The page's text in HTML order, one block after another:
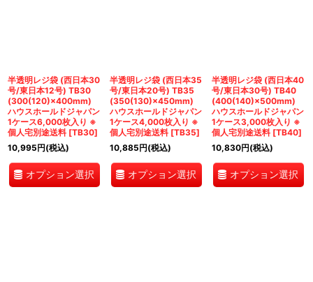
半透明レジ袋 (西日本30
号/東日本12号) TB30
(300(120)×400mm)
ハウスホールドジャパン
1ケース6,000枚入り ※
個人宅別途送料 [TB30]
10,995円(税込)
オプション選択
半透明レジ袋 (西日本35
号/東日本20号) TB35
(350(130)×450mm)
ハウスホールドジャパン
1ケース4,000枚入り ※
個人宅別途送料 [TB35]
10,885円(税込)
オプション選択
半透明レジ袋 (西日本40
号/東日本30号) TB40
(400(140)×500mm)
ハウスホールドジャパン
1ケース3,000枚入り ※
個人宅別途送料 [TB40]
10,830円(税込)
オプション選択